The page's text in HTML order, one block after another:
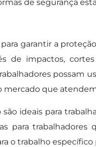
de segurança
garantir a
impactos,
possam
que
ideais para
para
o trabalho